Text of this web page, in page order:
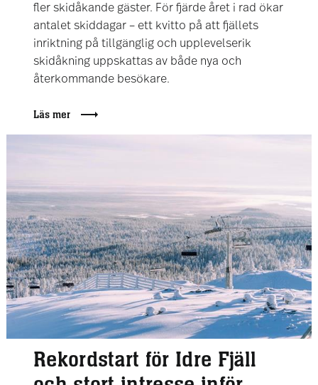
fler skidåkande gäster. För fjärde året i rad ökar
antalet skiddagar – ett kvitto på att fjällets
inriktning på tillgänglig och upplevelserik
skidåkning uppskattas av både nya och
återkommande besökare.
Läs mer
Rekordstart för Idre Fjäll